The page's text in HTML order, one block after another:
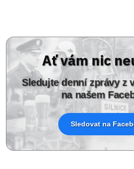
Ať vám nic
Sledujte denní zprávy z
na našem
Sledovat na